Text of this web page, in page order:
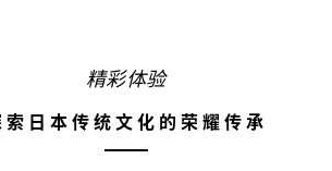
精彩体验
索日本传统文化的荣耀传承